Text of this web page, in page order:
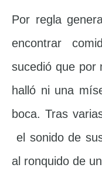
Por regla
encontrar
sucedió que
halló ni una
boca. Tras
el sonido de
al ronquido de